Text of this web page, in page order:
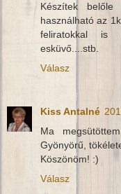
Készítek
használható az
feliratokkal is
esküvő....stb.
Válasz
Kiss Antalné
Ma
Gyönyörű,
Köszönöm! :)
Válasz